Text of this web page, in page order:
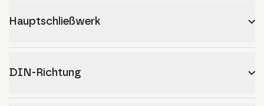
Hauptschließwerk
DIN-Richtung